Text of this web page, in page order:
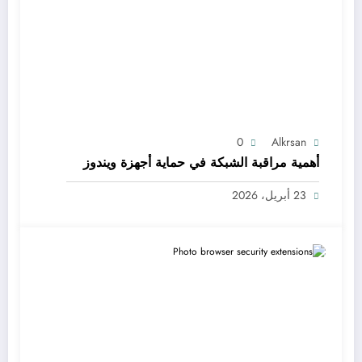
Alkrsan
0
أهمية مراقبة الشبكة في حماية أجهزة ويندوز
23 أبريل، 2026